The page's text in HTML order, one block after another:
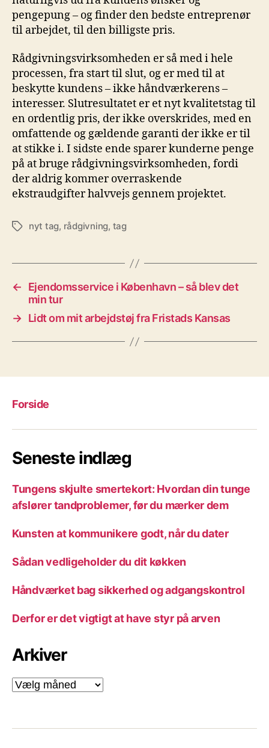
pengepung – og finder den bedste entreprenør
til arbejdet, til den billigste pris.
Rådgivningsvirksomheden er så med i hele
processen, fra start til slut, og er med til at
beskytte kundens – ikke håndværkerens –
interesser. Slutresultatet er et nyt kvalitetstag til
en ordentlig pris, der ikke overskrides, med en
omfattende og gældende garanti der ikke er til
at stikke i. I sidste ende sparer kunderne penge
på at bruge rådgivningsvirksomheden, fordi
der aldrig kommer overraskende
ekstraudgifter halvvejs gennem projektet.
Tagsnyt tag, rådgivning, tag
←
Ejendomsservice i København – så blev det
min tur
→ Lidt om mit arbejdstøj fra Fristads Kansas
Forside
Seneste indlæg
Tungens skjulte smertekort: Hvordan din tunge
afslører tandproblemer, før du mærker dem
Kunsten at kommunikere godt, når du dater
Sådan vedligeholder du dit køkken
Håndværket bag sikkerhed og adgangskontrol
Derfor er det vigtigt at have styr på arven
Arkiver
Arkiver